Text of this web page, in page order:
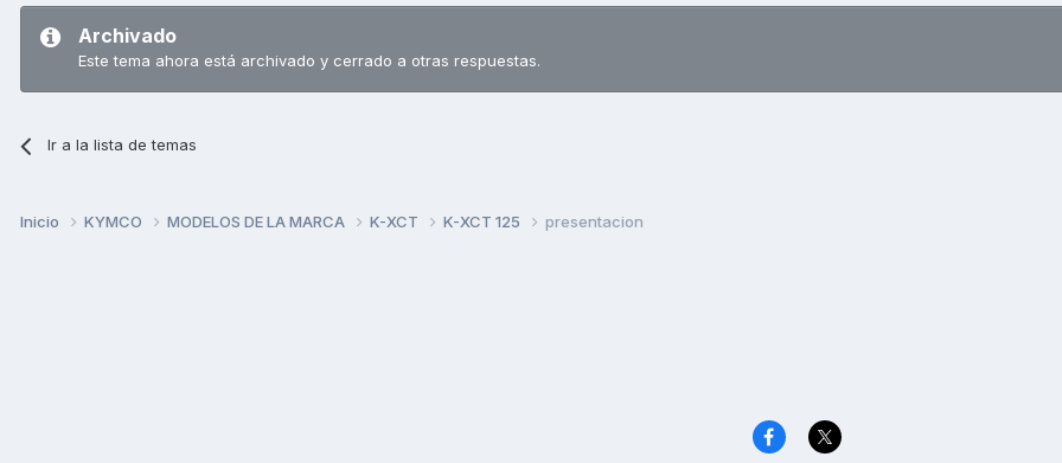
Archivado
Este tema ahora está archivado y cerrado a otras respuestas.
Ir a la lista de temas
Inicio KYMCO MODELOS DE LA MARCA K-XCT K-XCT 125 presentacion